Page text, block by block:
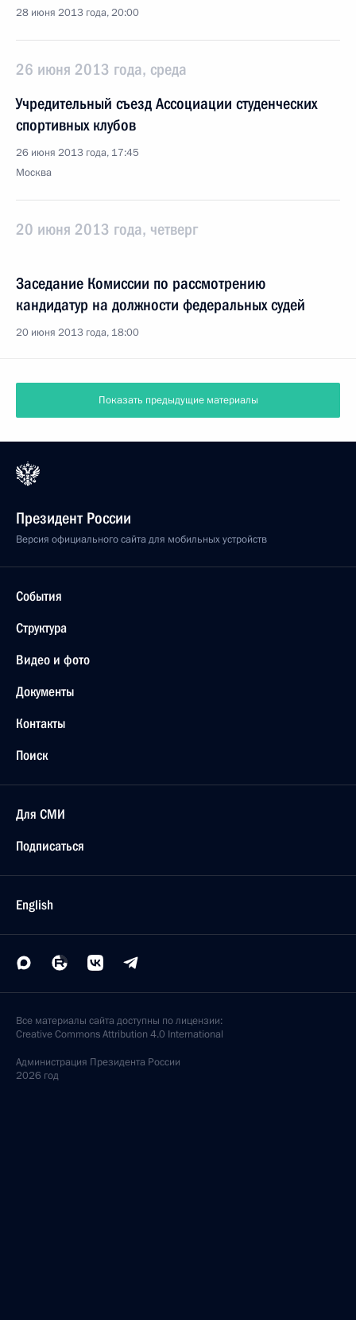
28 июня 2013 года, 20:00
26 июня 2013 года, среда
Учредительный съезд Ассоциации студенческих
спортивных клубов
26 июня 2013 года, 17:45
Москва
20 июня 2013 года, четверг
Заседание Комиссии по рассмотрению
кандидатур на должности федеральных судей
20 июня 2013 года, 18:00
Показать предыдущие материалы
Президент России
Версия официального сайта для мобильных устройств
События
Структура
Видео и фото
Документы
Контакты
Поиск
Для СМИ
Подписаться
English
Все материалы сайта доступны по лицензии:
Creative Commons Attribution 4.0 International
Администрация Президента России
2026 год